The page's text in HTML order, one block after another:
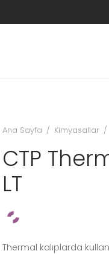
Ana Sayfa / Kimyasallar /
CTP
LT
Thermal kalıplarda